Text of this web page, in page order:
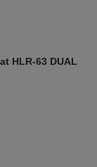
HLR-63 DUAL